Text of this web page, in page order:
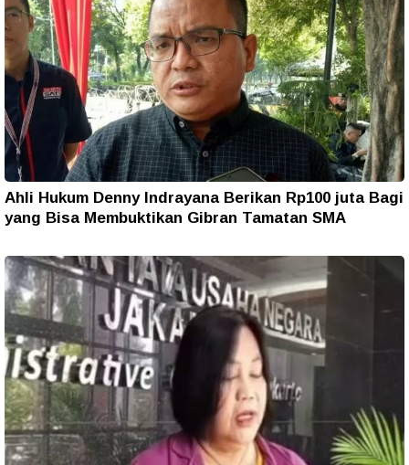
Ahli Hukum Denny Indrayana Berikan Rp100 juta Bagi
yang Bisa Membuktikan Gibran Tamatan SMA